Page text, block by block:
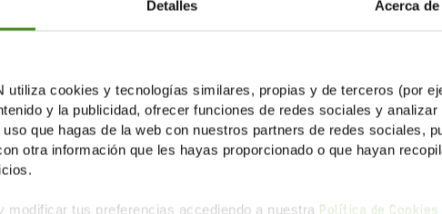
Detalles Acerca
utiliza cookies y tecnologías similares, propias y de terceros (por
y la publicidad, ofrecer funciones de redes sociales y analizar
que hagas de la web con nuestros partners de redes sociales,
otra información que les hayas proporcionado o que hayan
modificar tus preferencias accediendo a nuestra Política de Cookies